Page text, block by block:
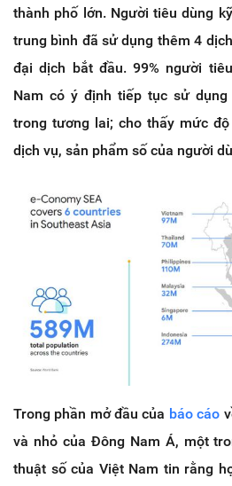
thành phố lớn. Người tiêu dùng
trung bình đã sử dụng thêm 4
đại dịch bắt đầu. 99% người
Nam có ý định tiếp tục sử
trong tương lai; cho thấy mức
dịch vụ, sản phẩm số của người
Trong phần mở đầu của báo cáo
và nhỏ của Đông Nam Á, một
thuật số của Việt Nam tin rằng